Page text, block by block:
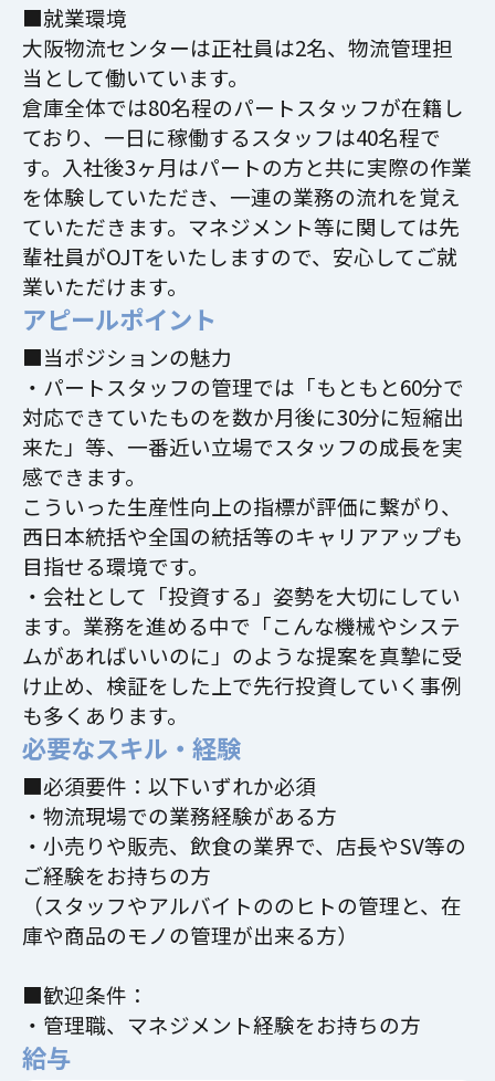
■就業環境
大阪物流センターは正社員は2名、物流管理担
当として働いています。
倉庫全体では80名程のパートスタッフが在籍し
ており、一日に稼働するスタッフは40名程で
す。入社後3ヶ月はパートの方と共に実際の作業
を体験していただき、一連の業務の流れを覚え
ていただきます。マネジメント等に関しては先
輩社員がOJTをいたしますので、安心してご就
業いただけます。
アピールポイント
■当ポジションの魅力
・パートスタッフの管理では「もともと60分で
対応できていたものを数か月後に30分に短縮出
来た」等、一番近い立場でスタッフの成長を実
感できます。
こういった生産性向上の指標が評価に繋がり、
西日本統括や全国の統括等のキャリアアップも
目指せる環境です。
・会社として「投資する」姿勢を大切にしてい
ます。業務を進める中で「こんな機械やシステ
ムがあればいいのに」のような提案を真摯に受
け止め、検証をした上で先行投資していく事例
も多くあります。
必要なスキル・経験
■必須要件：以下いずれか必須
・物流現場での業務経験がある方
・小売りや販売、飲食の業界で、店長やSV等の
ご経験をお持ちの方
（スタッフやアルバイトののヒトの管理と、在
庫や商品のモノの管理が出来る方）
■歓迎条件：
・管理職、マネジメント経験をお持ちの方
給与